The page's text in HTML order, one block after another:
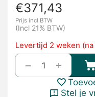
€371,43
Prijs incl BTW
(Incl 21% BTW)
Levertijd 2 weken
+
−
Stel je